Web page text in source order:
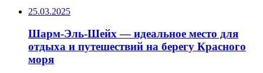
25.03.2025
Шарм-Эль-Шейх — идеальное место для
отдыха и путешествий на берегу Красного
моря